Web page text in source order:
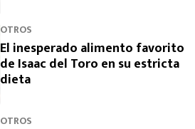
OTROS
El inesperado alimento favorito
de Isaac del Toro en su estricta
dieta
OTROS